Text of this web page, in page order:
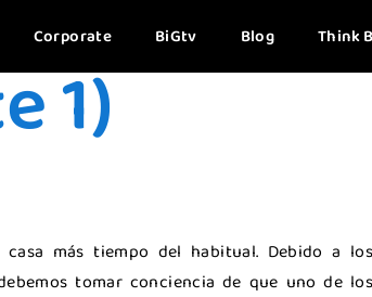
Corporate BiGtv Blog Think
1)
casa más tiempo del habitual. Debido a los
tomar conciencia de que uno de los